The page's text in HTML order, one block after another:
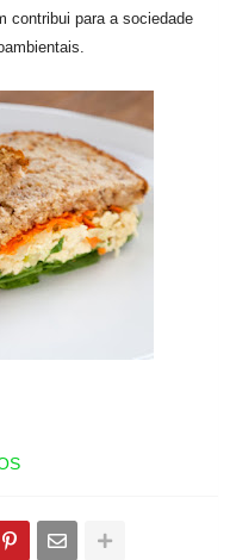
contribui para a sociedade